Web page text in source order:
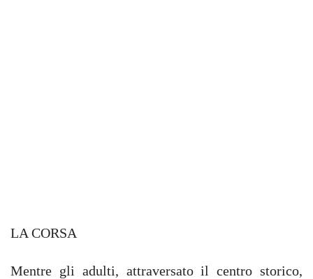
LA CORSA
Mentre gli adulti, attraversato il centro storico,